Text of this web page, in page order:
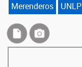
Merenderos
UNLP